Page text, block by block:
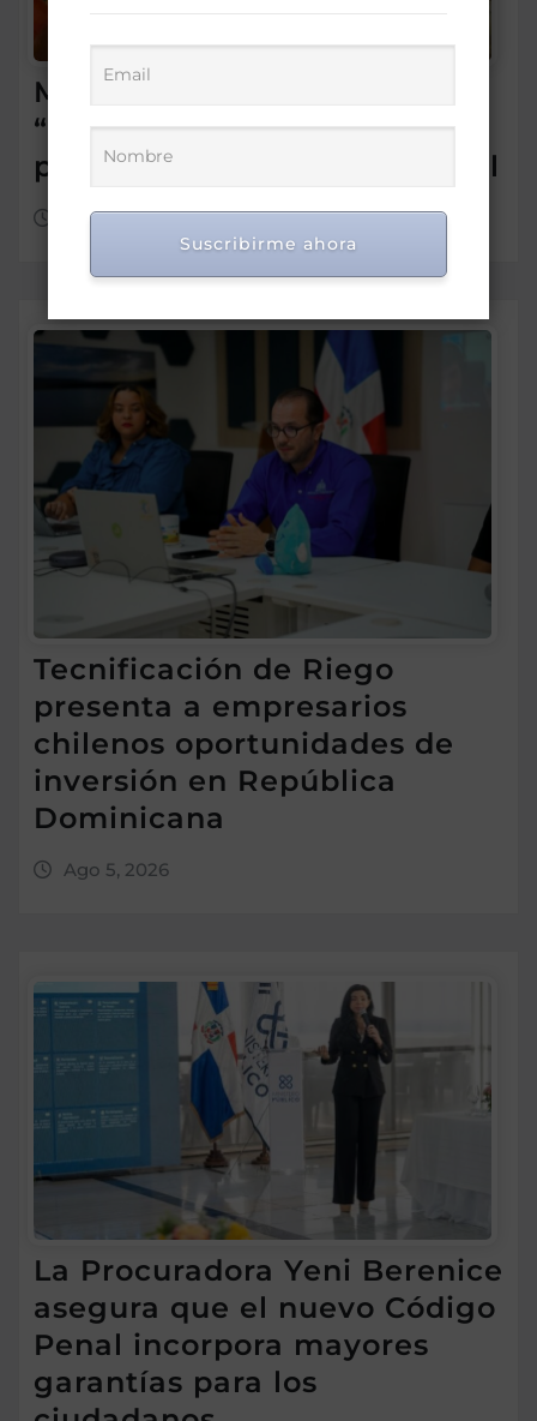
Morrison insta a diputados a
“leer más” antes de criticar
préstamo para seguridad vial
Ago 5, 2026
Tecnificación de Riego
presenta a empresarios
chilenos oportunidades de
inversión en República
Dominicana
Ago 5, 2026
La Procuradora Yeni Berenice
asegura que el nuevo Código
Penal incorpora mayores
garantías para los
Suscribirme ahora